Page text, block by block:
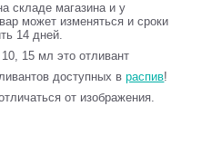
складе магазина и у
может изменяться и сроки
14 дней.
15 мл это отливант
доступных враспив!
от изображения.